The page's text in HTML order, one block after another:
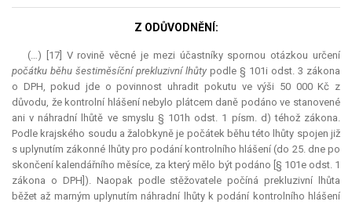
Z ODŮVODNĚNÍ:
(…) [17] V rovině věcné je mezi účastníky spornou otázkou určení
počátku běhu šestiměsíční prekluzivní lhůty podle § 101i odst. 3 zákona
o DPH, pokud jde o povinnost uhradit pokutu ve výši 50 000 Kč z
důvodu, že kontrolní hlášení nebylo plátcem daně podáno ve stanovené
ani v náhradní lhůtě ve smyslu § 101h odst. 1 písm. d) téhož zákona.
Podle krajského soudu a žalobkyně je počátek běhu této lhůty spojen již
s uplynutím zákonné lhůty pro podání kontrolního hlášení (do 25. dne po
skončení kalendářního měsíce, za který mělo být podáno [§ 101e odst. 1
zákona o DPH]). Naopak podle stěžovatele počínáprekluzivní lhůta
běžet až marným uplynutím náhradní lhůty k podání kontrolního hlášení